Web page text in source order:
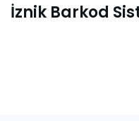
İznik Barkod